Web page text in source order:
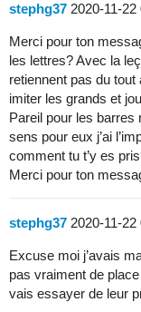
stephg37 2020-11-
Merci pour ton
les lettres? Avec la
retiennent pas du
imiter les grands et
Pareil pour les barres
sens pour eux j’ai
comment tu t’y es
Merci pour ton
stephg37 2020-11-
Excuse moi j’avais
pas vraiment de
vais essayer de leur